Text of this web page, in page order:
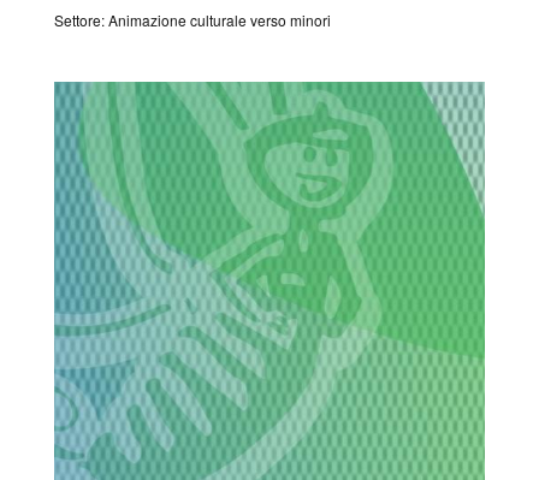
Settore: Animazione culturale verso minori